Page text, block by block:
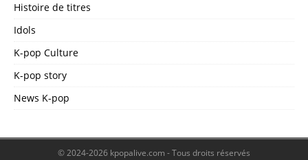
Histoire de titres
Idols
K-pop Culture
K-pop story
News K-pop
© 2024-2026 kpopalive.com - Tous droits réservés